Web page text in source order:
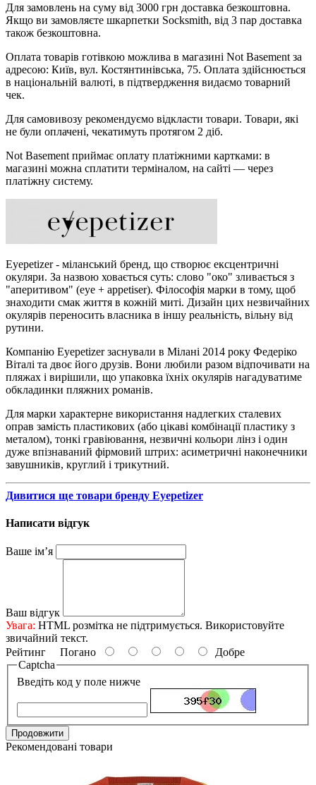
Для замовлень на суму від 3000 грн доставка безкоштовна.
Якщо ви замовляєте шкарпетки Socksmith, від 3 пар доставка
також безкоштовна.
Оплата товарів готівкою можлива в магазині Not Basement за
адресою: Київ, вул. Костянтинівська, 75. Оплата здійснюється
в національній валюті, в підтвердження видаємо товарний
чек.
Для самовивозу рекомендуємо відкласти товари. Товари, які
не були оплачені, чекатимуть протягом 2 діб.
Not Basement приймає оплату платіжними картками: в
магазині можна сплатити терміналом, на сайті — через
платіжну систему.
Eyepetizer - міланський бренд, що створює ексцентричні
окуляри. За назвою ховається суть: слово "око" зливається з
"аперитивом" (eye + appetiser). Філософія марки в тому, щоб
знаходити смак життя в кожній миті. Дизайн цих незвичайних
окулярів переносить власника в іншу реальність, вільну від
рутини.
Компанію Eyepetizer заснували в Мілані 2014 року Федеріко
Віталі та двоє його друзів. Вони любили разом відпочивати на
пляжах і вирішили, що упаковка їхніх окулярів нагадуватиме
обкладинки пляжних романів.
Для марки характерне використання надлегких сталевих
оправ замість пластикових (або цікаві комбінації пластику з
металом), тонкі гравіювання, незвичні кольори лінз і один
дуже впізнаваний фірмовий штрих: асиметричні наконечники
завушників, круглий і трикутний.
Дивитися ще товари бренду Eyepetizer
Написати відгук
Ваше ім’я
Ваш відгук
Увага: HTML розмітка не підтримується. Використовуйте
звичайний текст.
Рейтинг Погано
Добре
Captcha
Введіть код у поле нижче
Продовжити
Рекомендовані товари